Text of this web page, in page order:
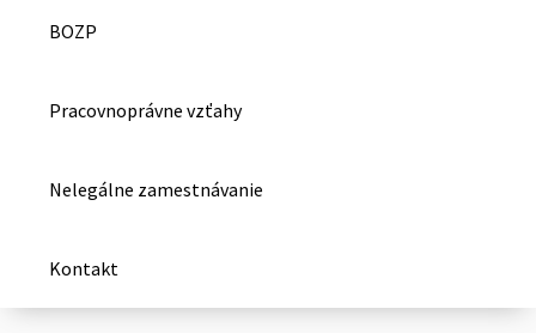
BOZP
Pracovnoprávne vzťahy
Nelegálne zamestnávanie
Kontakt